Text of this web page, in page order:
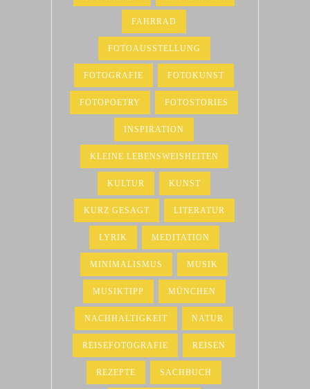
FAHRRAD
FOTOAUSSTELLUNG
FOTOGRAFIE FOTOKUNST
FOTOPOETRY FOTOSTORIES
INSPIRATION
KLEINE LEBENSWEISHEITEN
KULTUR KUNST
KURZ GESAGT LITERATUR
LYRIK MEDITATION
MINIMALISMUS MUSIK
MUSIKTIPP MÜNCHEN
NACHHALTIGKEIT NATUR
REISEFOTOGRAFIE REISEN
REZEPTE SACHBUCH